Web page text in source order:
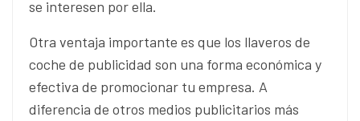
se interesen por ella.
Otra ventaja importante es que los llaveros de
coche de publicidad son una forma económica y
efectiva de promocionar tu empresa. A
diferencia de otros medios publicitarios más